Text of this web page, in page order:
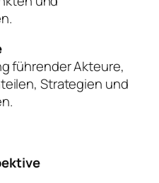
führender Akteure,
Strategien und